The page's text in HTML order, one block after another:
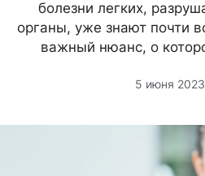
болезни легких,
органы, уже знают почти
важный нюанс, о
5 июня 2023